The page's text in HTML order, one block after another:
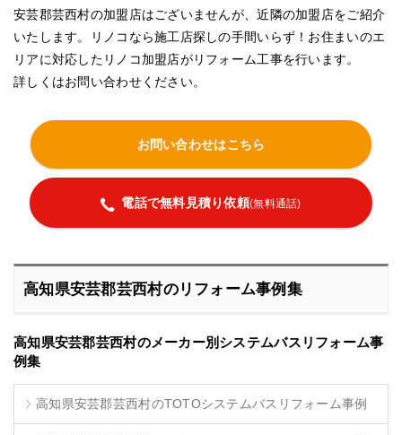
安芸郡芸西村の加盟店はございませんが、近隣の加盟店をご紹介
いたします。リノコなら施工店探しの手間いらず！お住まいのエ
リアに対応したリノコ加盟店がリフォーム工事を行います。
詳しくはお問い合わせください。
お問い合わせはこちら
電話で無料見積り依頼(無料通話)
高知県安芸郡芸西村のリフォーム事例集
高知県安芸郡芸西村のメーカー別システムバスリフォーム事
例集
高知県安芸郡芸西村のTOTOシステムバスリフォーム事例